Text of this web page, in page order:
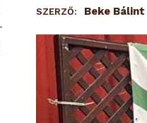
SZERZŐ: Beke Bálint